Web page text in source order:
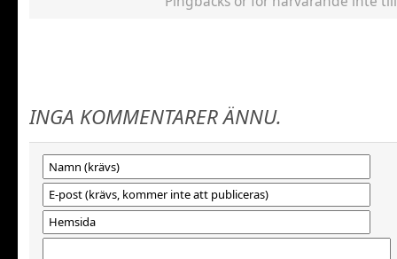
INGA KOMMENTARER ÄNNU.